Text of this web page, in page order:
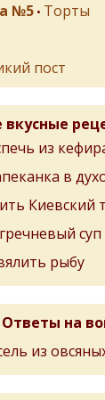
№5 • Торты
пост
из
в
Киевский
суп
рыбу
Ответы на
из